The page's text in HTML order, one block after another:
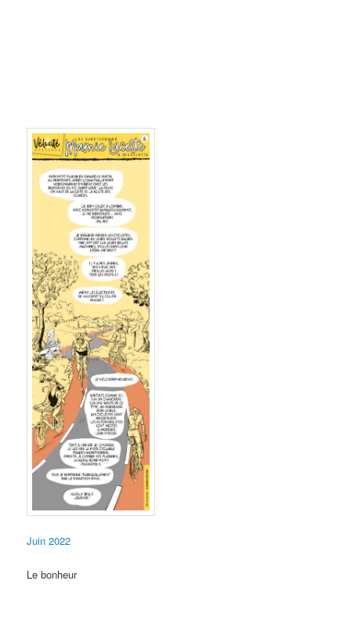
Juin 2022
Le bonheur